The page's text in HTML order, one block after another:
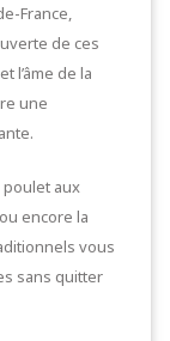
France,
de ces
l’âme de la
une
aux
encore la
vous
sans quitter